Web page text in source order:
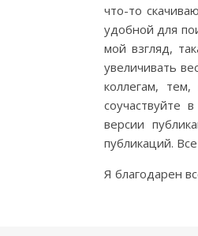
что-то
удобной для
мой взгляд,
увеличивать
коллегам,
соучаствуйте
версии
публикаций.
Я благодарен